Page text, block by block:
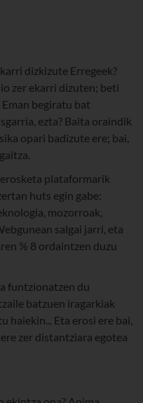
dizkizute Erregeek?
zer ekarri dizuten; beti
Eman begiratu bat
ezta? Baita oraindik
opari badizute ere; bai,
plataformarik
huts egin gabe:
mozorroak,
salgai jarri, eta
% 8 ordaintzen duzu
funtzionatzen du
batzuen iragarkiak
haiekin... Eta erosi ere bai,
zer distantziara egotea